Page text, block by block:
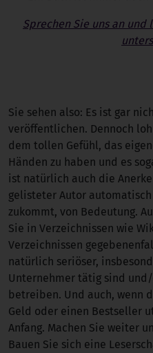
Sprechen Sie uns an und
Sie sehen also: Es ist gar
veröffentlichen. Dennoch
dem tollen Gefühl, das
Händen zu haben und es
ist natürlich auch die
gelisteter Autor
zukommt, von Bedeutung.
Sie in Verzeichnissen wie
Verzeichnissen
natürlich seriöser,
Unternehmer tätig sind
betreiben. Und auch, wenn
Geld oder einen Bestseller
Anfang. Machen Sie weiter
Bauen Sie sich eine